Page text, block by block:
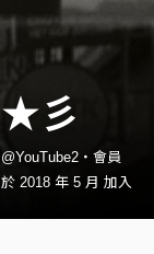
★彡
@YouTube2・會員
於 2018 年 5 月 加入